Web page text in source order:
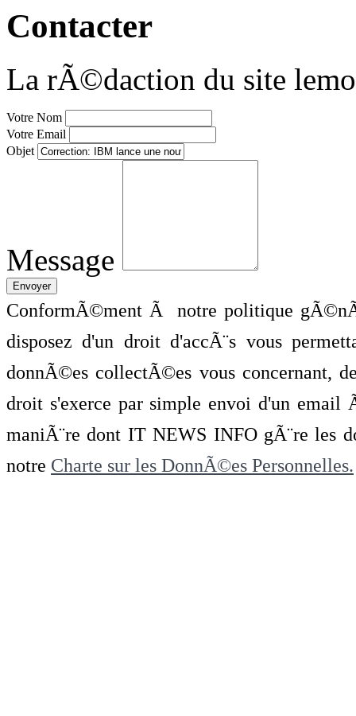
Contacter
La rÃ©daction du site
Votre Nom
Votre Email
Objet
Message
ConformÃ©ment Ã notre politique
disposez d'un droit d'accÃ¨s vous
donnÃ©es collectÃ©es vous concernant,
droit s'exerce par simple envoi d'un
maniÃ¨re dont IT NEWS INFO gÃ¨re les
notre Charte sur les DonnÃ©es Personnelles.